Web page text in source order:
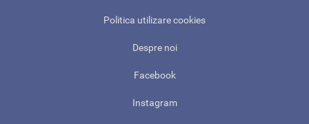
Politica utilizare cookies
Despre noi
Facebook
Instagram